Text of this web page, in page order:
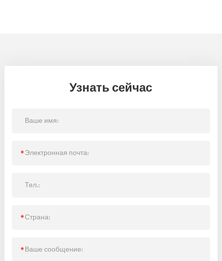
Узнать сейчас